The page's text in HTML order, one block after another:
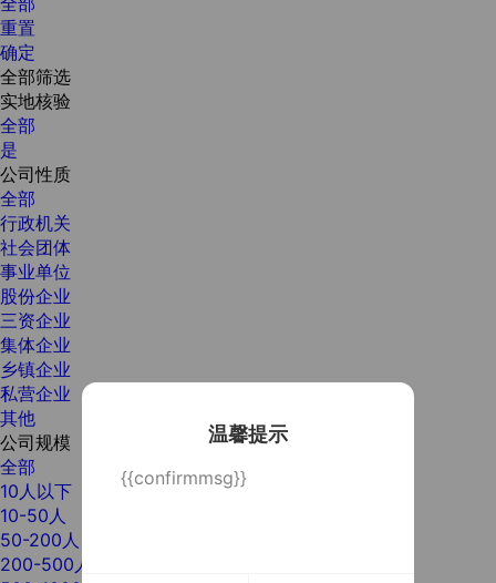
温馨提示
{{confirmmsg}}
重置
确定
全部筛选
实地核验
全部
是
公司性质
全部
行政机关
社会团体
事业单位
股份企业
三资企业
集体企业
乡镇企业
私营企业
其他
公司规模
全部
10人以下
10-50人
50-200人
200-500人